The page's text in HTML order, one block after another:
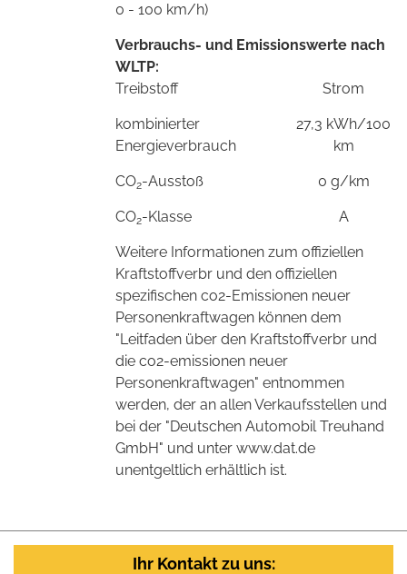
0 - 100 km/h)
Verbrauchs- und Emissionswerte nach
WLTP:
Treibstoff
Strom
kombinierter
Energieverbrauch
27,3 kWh/100
km
CO2-Ausstoß 0 g/km
CO2-Klasse A
Weitere Informationen zum offiziellen
Kraftstoffverbr und den offiziellen
spezifischen co2-Emissionen neuer
Personenkraftwagen können dem
"Leitfaden über den Kraftstoffverbr und
die co2-emissionen neuer
Personenkraftwagen" entnommen
werden, der an allen Verkaufsstellen und
bei der "Deutschen Automobil Treuhand
GmbH" und unter www.dat.de
unentgeltlich erhältlich ist.
Ihr Kontakt zu uns: